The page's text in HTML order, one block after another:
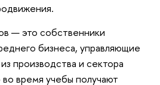
— это собственники
бизнеса, управляющие
производства и сектора
время учебы получают